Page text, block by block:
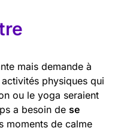
mais demande à
physiques qui
ou le yoga seraient
a besoin de se
moments de calme